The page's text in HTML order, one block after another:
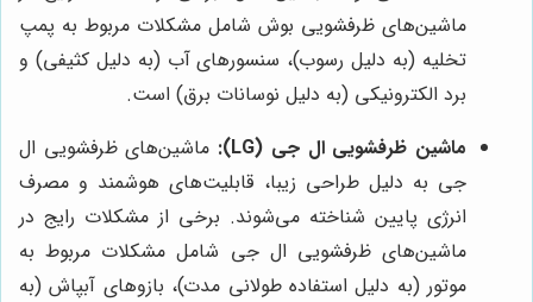
ماشین‌های ظرفشویی بوش شامل مشکلات مربوط به پمپ
تخلیه (به دلیل رسوب)، سنسورهای آب (به دلیل کثیفی) و
برد الکترونیکی (به دلیل نوسانات برق) است.
ماشین ظرفشویی ال جی (LG):
ماشین‌های ظرفشویی ال
جی به دلیل طراحی زیبا، قابلیت‌های هوشمند و مصرف
انرژی پایین شناخته می‌شوند. برخی از مشکلات رایج در
ماشین‌های ظرفشویی ال جی شامل مشکلات مربوط به
موتور (به دلیل استفاده طولانی مدت)، بازوهای آبپاش (به